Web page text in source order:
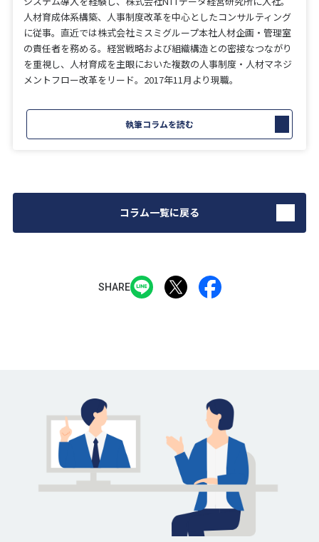
人材育成体系構築、人事制度改革を中心としたコンサルティング
に従事。直近では株式会社ミスミグループ本社人材企画・管理室
の責任者を務める。経営戦略および組織構造との密接なつながり
を重視し、人材育成を主眼においた複数の人事制度・人材マネジ
メントフロー改革をリード。2017年11月より現職。
執筆コラムを読む
コラム一覧に戻る
SHARE